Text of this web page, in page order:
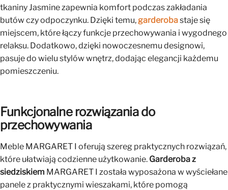
tkaniny Jasmine zapewnia komfort podczas zakładania
butów czy odpoczynku. Dzięki temu, garderobastaje się
miejscem, które łączy funkcje przechowywania i wygodnego
relaksu. Dodatkowo, dzięki nowoczesnemu designowi,
pasuje do wielu stylów wnętrz, dodając elegancji każdemu
pomieszczeniu.
Funkcjonalne rozwiązania do
przechowywania
Meble MARGARET I oferują szereg praktycznych rozwiązań,
które ułatwiają codzienne użytkowanie. Garderoba z
siedziskiem MARGARET I została wyposażona w wyściełane
panele z praktycznymi wieszakami, które pomogą